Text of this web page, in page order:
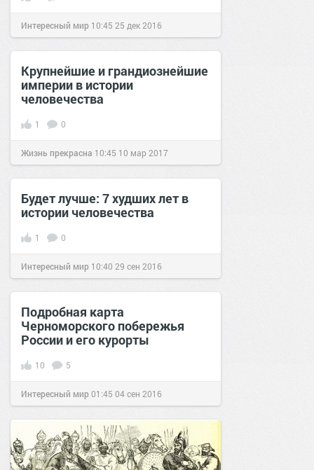
Интересный мир 10:45 25 дек 2016
Крупнейшие и грандиознейшие
империи в истории
человечества
1 0
Жизнь прекрасна 10:45 10 мар 2017
Будет лучше: 7 худших лет в
истории человечества
1 0
Интересный мир 10:40 29 сен 2016
Подробная карта
Черноморского побережья
России и его курорты
10 5
Интересный мир01:45 04 сен 2016